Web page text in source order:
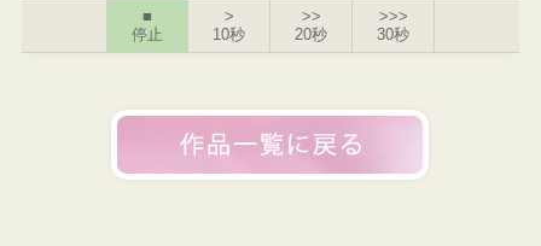
■
停止
>
10秒
>>
20秒
>>>
30秒